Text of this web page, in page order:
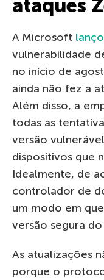
ataques
A Microsoft
vulnerabilidade
no início de
ainda não fez a
Além disso, a
todas as
versão
dispositivos que
Idealmente, de
controlador de
um modo em
versão segura
As atualizações
porque o